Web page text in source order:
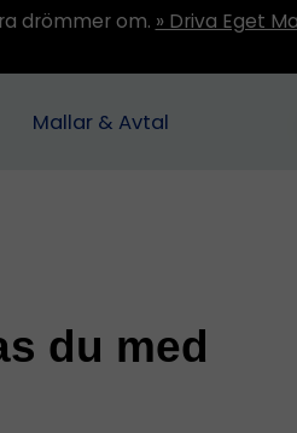
drömmer om. » Driva Eget
Mallar & Avtal
du med